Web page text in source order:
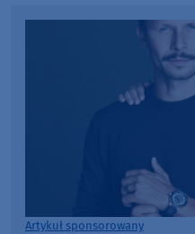
Artykuł sponsorowany